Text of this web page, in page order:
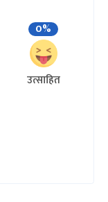
0%
उत्साहित